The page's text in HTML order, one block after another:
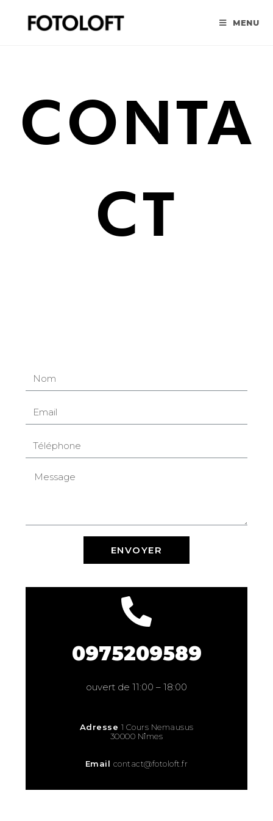
MENU
CONTA
CT
ENVOYER
0975209589
ouvert de 11:00 – 18:00
Adresse 1 Cours Nemausus
30000 Nîmes
Email contact@fotoloft.fr